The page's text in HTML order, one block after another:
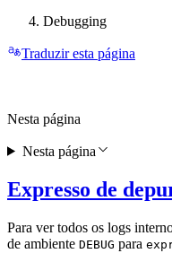
Debugging
Traduzir esta página
Expresso de
Para ver todos os logs
de ambiente DEBUG para
Nesta página
Nesta página